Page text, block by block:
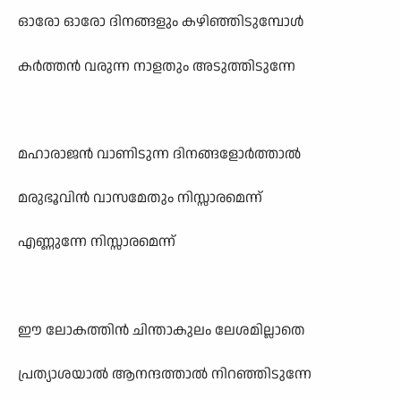
ഓരോ ഓരോ ദിനങ്ങളും കഴിഞ്ഞിടുമ്പോൾ
കർത്തൻ വരുന്ന നാളതും അടുത്തിടുന്നേ
മഹാരാജൻ വാണിടുന്ന ദിനങ്ങളോർത്താൽ
മരുഭൂവിൻ വാസമേതും നിസ്സാരമെന്ന്
എണ്ണുന്നേ നിസ്സാരമെന്ന്
ഈ ലോകത്തിൻ ചിന്താകുലം ലേശമില്ലാതെ
പ്രത്യാശയാൽ ആനന്ദത്താൽ നിറഞ്ഞിടുന്നേ